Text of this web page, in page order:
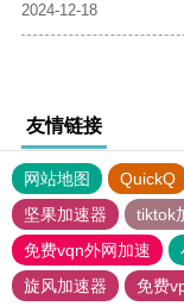
2024-12-18
友情链接
网站地图 QuickQ
坚果加速器
tiktok
免费vqn外网加速
旋风加速器
免费